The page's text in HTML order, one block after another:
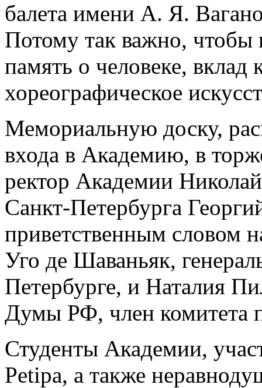
балета имени А. Я.
Потому так важно, чтобы
память о человеке, вклад
хореографическое
Мемориальную доску,
входа в Академию, в
ректор Академии
Санкт-Петербурга
приветственным словом
Уго де Шаваньяк,
Петербурге, и Наталия
Думы РФ, член комитета
Студенты Академии,
Petipa, а также